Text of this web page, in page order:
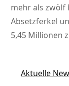
mehr als zwölf
Absetzferkel
5,45 Millionen
Aktuelle